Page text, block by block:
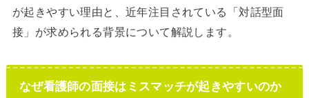
が起きやすい理由と、近年注目されている「対話型面
接」が求められる背景について解説します。
なぜ看護師の面接はミスマッチが起きやすいのか